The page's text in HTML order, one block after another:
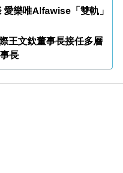
王文欽董事長接任多層
長